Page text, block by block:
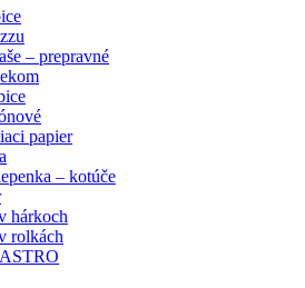
– prepravné
papier
– kotúče
hárkoch
rolkách